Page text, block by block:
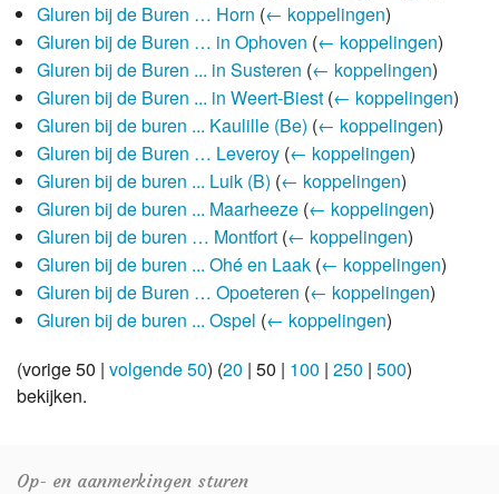
Gluren bij de Buren … Horn (← koppelingen)
Gluren bij de Buren … in Ophoven (← koppelingen)
Gluren bij de Buren ... in Susteren (← koppelingen)
Gluren bij de Buren ... in Weert-Biest (← koppelingen)
Gluren bij de buren ... Kaulille (Be) (← koppelingen)
Gluren bij de Buren … Leveroy (← koppelingen)
Gluren bij de buren ... Luik (B) (← koppelingen)
Gluren bij de buren ... Maarheeze (← koppelingen)
Gluren bij de buren … Montfort (← koppelingen)
Gluren bij de buren ... Ohé en Laak (← koppelingen)
Gluren bij de Buren … Opoeteren (← koppelingen)
Gluren bij de buren ... Ospel (← koppelingen)
(vorige 50 | volgende 50) (20 | 50 | 100 | 250 | 500)
bekijken.
Op- en aanmerkingen sturen